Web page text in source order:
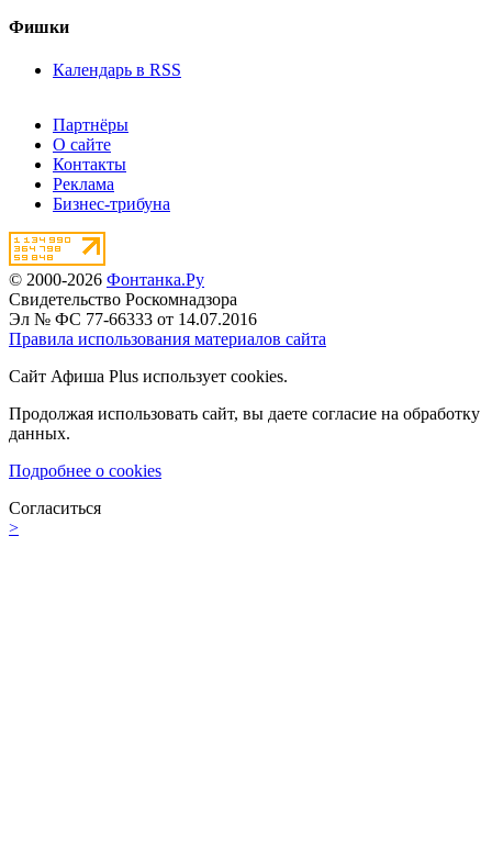
Фишки
Календарь в RSS
Партнёры
О сайте
Контакты
Реклама
Бизнес-трибуна
© 2000-2026 Фонтанка.Ру
Свидетельство Роскомнадзора
Эл № ФС 77-66333 от 14.07.2016
Правила использования материалов сайта
Сайт Афиша Plus использует cookies.
Продолжая использовать сайт, вы даете согласие на обработку
данных.
Подробнее о cookies
Согласиться
>